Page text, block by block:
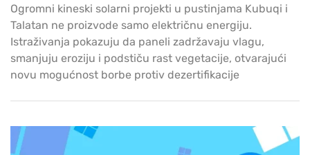
Ogromni kineski solarni projekti u pustinjama Kubuqi i
Talatan ne proizvode samo električnu energiju.
Istraživanja pokazuju da paneli zadržavaju vlagu,
smanjuju eroziju i podstiču rast vegetacije, otvarajući
novu mogućnost borbe protiv dezertifikacije